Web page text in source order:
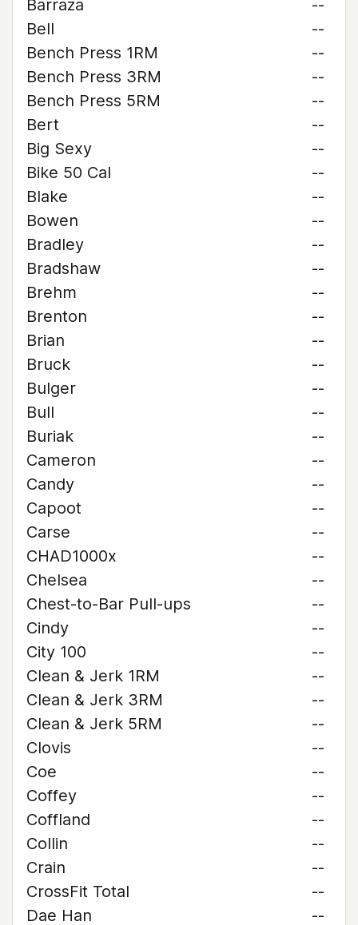
Barraza
--
Bell
--
Bench Press 1RM
--
Bench Press 3RM
--
Bench Press 5RM
--
Bert
--
Big Sexy
--
Bike 50 Cal
--
Blake
--
Bowen
--
Bradley
--
Bradshaw
--
Brehm
--
Brenton
--
Brian
--
Bruck
--
Bulger
--
Bull
--
Buriak
--
Cameron
--
Candy
--
Capoot
--
Carse
--
CHAD1000x
--
Chelsea
--
Chest-to-Bar Pull-ups
--
Cindy
--
City 100
--
Clean & Jerk 1RM
--
Clean & Jerk 3RM
--
Clean & Jerk 5RM
--
Clovis
--
Coe
--
Coffey
--
Coffland
--
Collin
--
Crain
--
CrossFit Total
--
Dae Han
--